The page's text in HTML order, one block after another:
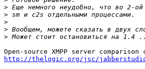
>
>
>
>
>
http://thelogic.org/jsc/